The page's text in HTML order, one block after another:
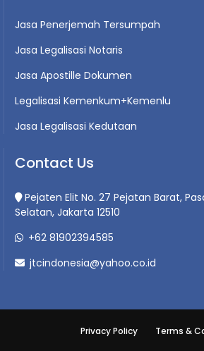
Jasa Penerjemah Tersumpah
Jasa Legalisasi Notaris
Jasa Apostille Dokumen
Legalisasi Kemenkum+Kemenlu
Jasa Legalisasi Kedutaan
Contact Us
Pejaten Elit No. 27 Pejatan Barat,
Selatan, Jakarta 12510
+62 81902394585
jtcindonesia@yahoo.co.id
Privacy Policy Terms &